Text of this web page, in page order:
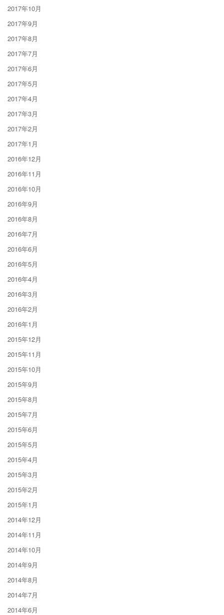
2017年10月
2017年9月
2017年8月
2017年7月
2017年6月
2017年5月
2017年4月
2017年3月
2017年2月
2017年1月
2016年12月
2016年11月
2016年10月
2016年9月
2016年8月
2016年7月
2016年6月
2016年5月
2016年4月
2016年3月
2016年2月
2016年1月
2015年12月
2015年11月
2015年10月
2015年9月
2015年8月
2015年7月
2015年6月
2015年5月
2015年4月
2015年3月
2015年2月
2015年1月
2014年12月
2014年11月
2014年10月
2014年9月
2014年8月
2014年7月
2014年6月